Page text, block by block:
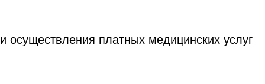
осуществления платных медицинских услуг